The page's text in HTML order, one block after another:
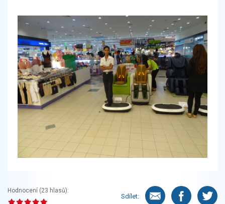
Hodnocení (23 hlasů):
Sdílet: